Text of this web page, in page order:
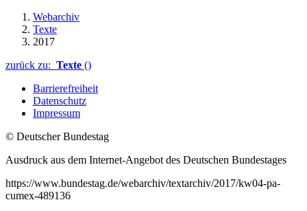
Webarchiv
Texte
2017
zurück zu: Texte ()
Barrierefreiheit
Datenschutz
Impressum
© Deutscher Bundestag
Ausdruck aus dem Internet-Angebot des Deutschen Bundestages
https://www.bundestag.de/webarchiv/textarchiv/2017/kw04-pa-
cumex-489136